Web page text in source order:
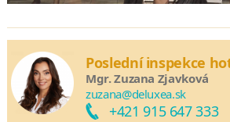
Poslední inspekce
Mgr. Zuzana Zjavková
zuzana@deluxea.sk
+421 915 647 333